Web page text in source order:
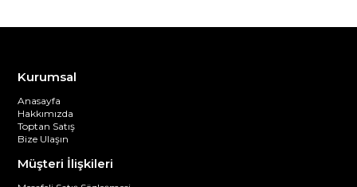
Kurumsal
Anasayfa
Hakkımızda
Toptan Satış
Bize Ulaşın
Müşteri İlişkileri